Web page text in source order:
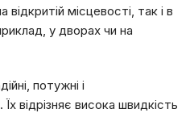
місцевості, так і в
у дворах чи на
потужні і
відрізняє висока швидкість